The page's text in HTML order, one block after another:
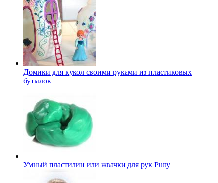
Домики для кукол своими руками из пластиковых
бутылок
Умный пластилин или жвачки для рук Putty